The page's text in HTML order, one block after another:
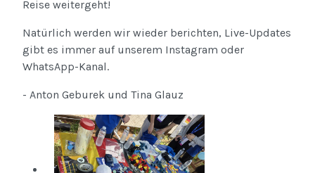
Reise weitergeht!
Natürlich werden wir wieder berichten, Live-Updates
gibt es immer auf unserem Instagram oder
WhatsApp-Kanal.
- Anton Geburek und Tina Glauz